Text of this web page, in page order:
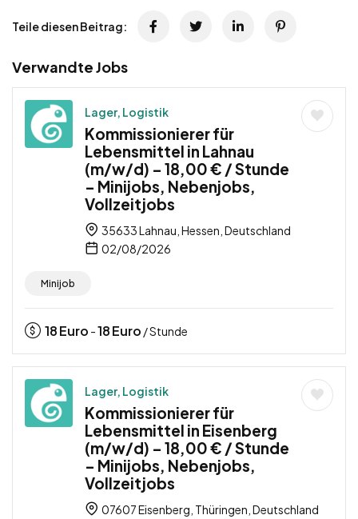
Teile diesen Beitrag:
Verwandte Jobs
Lager, Logistik
Kommissionierer für
Lebensmittel in Lahnau
(m/w/d) – 18,00 € / Stunde
– Minijobs, Nebenjobs,
Vollzeitjobs
35633 Lahnau, Hessen, Deutschland
02/08/2026
Minijob
18Euro -18Euro / Stunde
Lager, Logistik
Kommissionierer für
Lebensmittel in Eisenberg
(m/w/d) – 18,00 € / Stunde
– Minijobs, Nebenjobs,
Vollzeitjobs
07607 Eisenberg, Thüringen, Deutschland